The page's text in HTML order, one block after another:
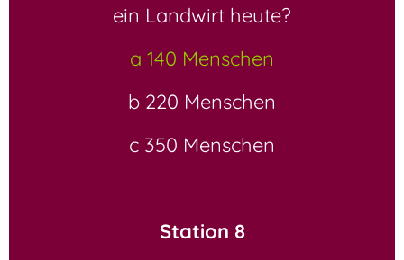
ein Landwirt heute?
a 140 Menschen
b 220 Menschen
c 350 Menschen
Station 8